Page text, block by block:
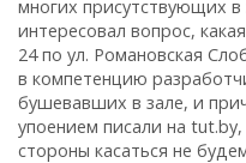
многих присутствующих
интересовал вопрос,
24 по ул. Романовская
в компетенцию
бушевавших в зале, и
упоением писали на
стороны касаться не